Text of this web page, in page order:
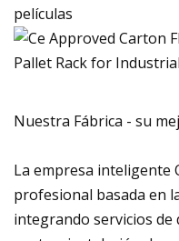
películas
Nuestra Fábrica - su
La empresa inteligente
profesional basada en
integrando servicios